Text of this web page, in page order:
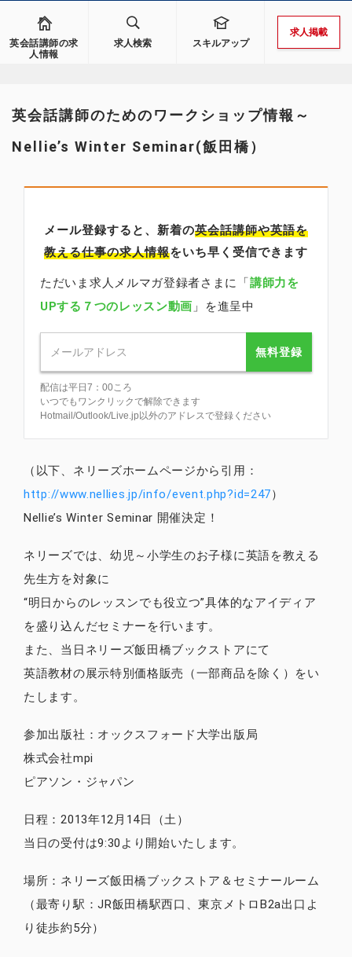
英会話講師の求
人情報
求人検索 スキルアップ
求人掲載
英会話講師のためのワークショップ情報～
Nellie’s Winter Seminar(飯田橋）
メール登録すると、新着の英会話講師や英語を
教える仕事の求人情報をいち早く受信できます
ただいま求人メルマガ登録者さまに「講師力を
UPする７つのレッスン動画 」を進呈中
無料登録
配信は平日7：00ころ
いつでもワンクリックで解除できます
Hotmail/Outlook/Live.jp以外のアドレスで登録ください
（以下、ネリーズホームページから引用：
http://www.nellies.jp/info/event.php?id=247）
Nellie’s Winter Seminar 開催決定！
ネリーズでは、幼児～小学生のお子様に英語を教える
先生方を対象に
“明日からのレッスンでも役立つ”具体的なアイディア
を盛り込んだセミナーを行います。
また、当日ネリーズ飯田橋ブックストアにて
英語教材の展示特別価格販売（一部商品を除く）をい
たします。
参加出版社：オックスフォード大学出版局
株式会社mpi
ピアソン・ジャパン
日程：2013年12月14日（土）
当日の受付は9:30より開始いたします。
場所：ネリーズ飯田橋ブックストア＆セミナールーム
（最寄り駅：JR飯田橋駅西口、東京メトロB2a出口よ
り徒歩約5分）